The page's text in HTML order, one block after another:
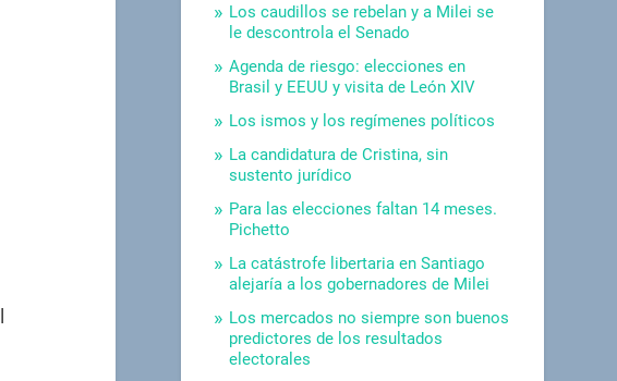
Los caudillos se rebelan y a Milei se
le descontrola el Senado
Agenda de riesgo: elecciones en
Brasil y EEUU y visita de León XIV
Los ismos y los regímenes políticos
La candidatura de Cristina, sin
sustento jurídico
Para las elecciones faltan 14 meses.
Pichetto
La catástrofe libertaria en Santiago
alejaría a los gobernadores de Milei
Los mercados no siempre son buenos
predictores de los resultados
electorales